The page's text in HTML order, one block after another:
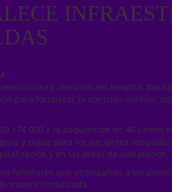
y atención del Hospital
para fortalecer la atención médica,
174 000 a la adquisición de 46
y digna para los pacientes
y en las áreas de
familiares que acompañan a los
espera climatizada.